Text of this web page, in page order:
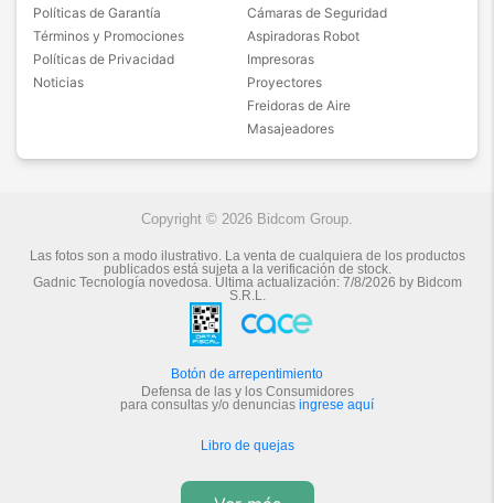
Políticas de Garantía
Términos y Promociones
Políticas de Privacidad
Noticias
Cámaras de Seguridad
Aspiradoras Robot
Impresoras
Proyectores
Freidoras de Aire
Masajeadores
Copyright © 2026 Bidcom Group.
Las fotos son a modo ilustrativo. La venta de cualquiera de los productos
publicados está sujeta a la verificación de stock.
Gadnic Tecnología novedosa.Última actualización: 7/8/2026 by Bidcom
S.R.L.
Botón de arrepentimiento
Defensa de las y los Consumidores
para consultas y/o denuncias ingrese aquí
Libro de quejas